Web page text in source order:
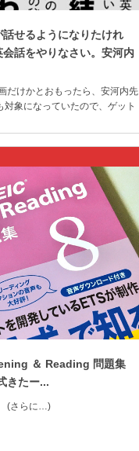
話せるようになりたけれ
話をやりなさい。安河内
だけかとおもったら、安河内先
象になっていたので、ゲット
＆ Reading 問題集
きたー...
(さらに…)